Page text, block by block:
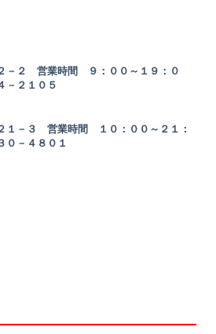
－２ 営業時間 ９：００～１９：０
－２１０５
１－３ 営業時間 １０：００～２１：
０－４８０１